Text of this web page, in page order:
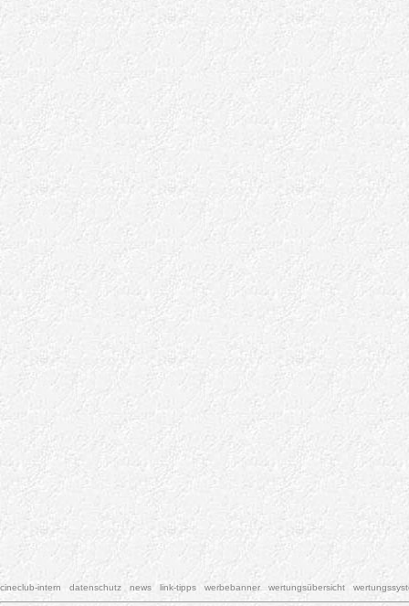
cineclub-intern datenschutz news link-tipps werbebanner wertungsübersicht